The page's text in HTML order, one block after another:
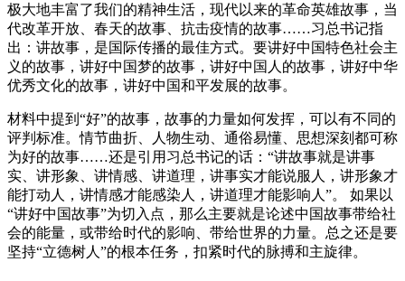
极大地丰富了我们的精神生活，现代以来的革命英雄故事，当
代改革开放、春天的故事、抗击疫情的故事……习总书记指
出：讲故事，是国际传播的最佳方式。要讲好中国特色社会主
义的故事，讲好中国梦的故事，讲好中国人的故事，讲好中华
优秀文化的故事，讲好中国和平发展的故事。
材料中提到“好”的故事，故事的力量如何发挥，可以有不同的
评判标准。情节曲折、人物生动、通俗易懂、思想深刻都可称
为好的故事……还是引用习总书记的话：“讲故事就是讲事
实、讲形象、讲情感、讲道理，讲事实才能说服人，讲形象才
能打动人，讲情感才能感染人，讲道理才能影响人”。 如果以
“讲好中国故事”为切入点，那么主要就是论述中国故事带给社
会的能量，或带给时代的影响、带给世界的力量。总之还是要
坚持“立德树人”的根本任务，扣紧时代的脉搏和主旋律。